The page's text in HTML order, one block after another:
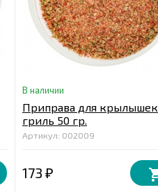
В наличии
Приправа для крылышек
гриль 50 гр.
Артикул: 002009
173 ₽